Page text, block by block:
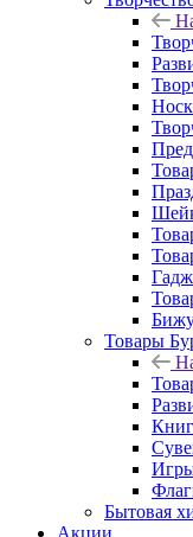
Товары
Бытовая
Акции